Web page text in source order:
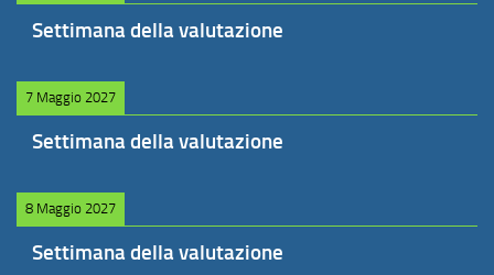
Settimana della valutazione
7 Maggio 2027
Settimana della valutazione
8 Maggio 2027
Settimana della valutazione